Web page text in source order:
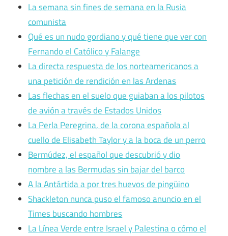
La semana sin fines de semana en la Rusia
comunista
Qué es un nudo gordiano y qué tiene que ver con
Fernando el Católico y Falange
La directa respuesta de los norteamericanos a
una petición de rendición en las Ardenas
Las flechas en el suelo que guiaban a los pilotos
de avión a través de Estados Unidos
La Perla Peregrina, de la corona española al
cuello de Elisabeth Taylor y a la boca de un perro
Bermúdez, el español que descubrió y dio
nombre a las Bermudas sin bajar del barco
A la Antártida a por tres huevos de pingüino
Shackleton nunca puso el famoso anuncio en el
Times buscando hombres
La Línea Verde entre Israel y Palestina o cómo el